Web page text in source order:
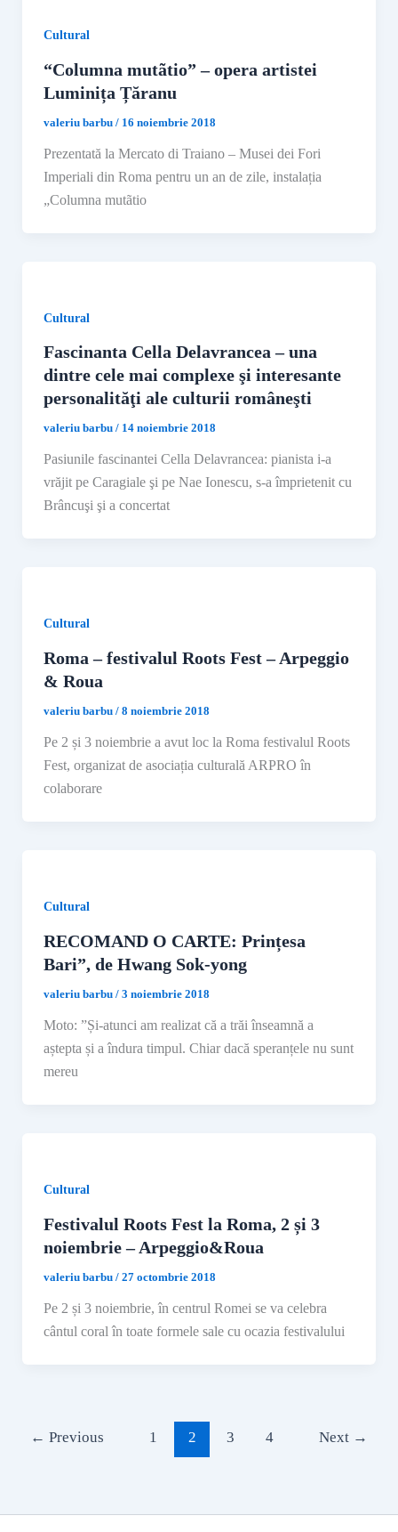
Cultural
“Columna mutãtio” – opera artistei
Luminița Țăranu
valeriu barbu / 16 noiembrie 2018
Prezentată la Mercato di Traiano – Musei dei Fori
Imperiali din Roma pentru un an de zile, instalația
„Columna mutãtio
Cultural
Fascinanta Cella Delavrancea – una
dintre cele mai complexe şi interesante
personalităţi ale culturii româneşti
valeriu barbu / 14 noiembrie 2018
Pasiunile fascinantei Cella Delavrancea: pianista i-a
vrăjit pe Caragiale şi pe Nae Ionescu, s-a împrietenit cu
Brâncuşi şi a concertat
Cultural
Roma – festivalul Roots Fest – Arpeggio
& Roua
valeriu barbu / 8 noiembrie 2018
Pe 2 și 3 noiembrie a avut loc la Roma festivalul Roots
Fest, organizat de asociația culturală ARPRO în
colaborare
Cultural
RECOMAND O CARTE: Prințesa
Bari”, de Hwang Sok-yong
valeriu barbu / 3 noiembrie 2018
Moto: ”Și-atunci am realizat că a trăi înseamnă a
aștepta și a îndura timpul. Chiar dacă speranțele nu sunt
mereu
Cultural
Festivalul Roots Fest la Roma, 2 și 3
noiembrie – Arpeggio&Roua
valeriu barbu / 27 octombrie 2018
Pe 2 și 3 noiembrie, în centrul Romei se va celebra
cântul coral în toate formele sale cu ocazia festivalului
← Previous 1 2 3 4 Next →